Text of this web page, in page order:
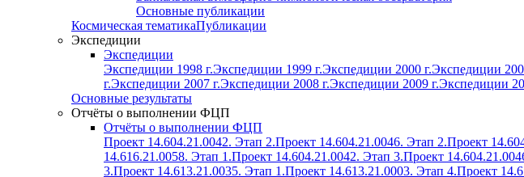
Основные публикации
Космическая тематикаПубликации
Экспедиции
Экспедиции
Экспедиции 1998 г.Экспедиции 1999 г.Экспедиции 2000 г.Экспедиции
г.Экспедиции 2007 г.Экспедиции 2008 г.Экспедиции 2009 г.Экспедиции
Основные результаты
Отчёты о выполнении ФЦП
Отчёты о выполнении ФЦП
Проект 14.604.21.0042. Этап 2.Проект 14.604.21.0046. Этап 2.Проект
14.616.21.0058. Этап 1.Проект 14.604.21.0042. Этап 3.Проект
3.Проект 14.613.21.0035. Этап 1.Проект 14.613.21.0003. Этап 4.Проект